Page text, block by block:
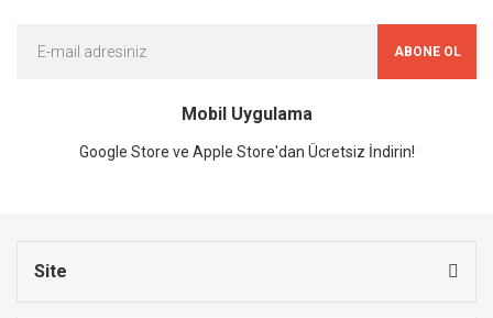
ABONE OL
Mobil Uygulama
Google Store ve Apple Store'dan Ücretsiz İndirin!
Site